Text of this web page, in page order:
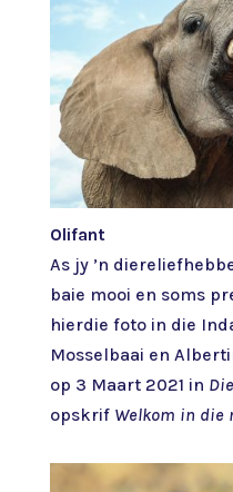
Olifant
As jy ’n
baie mooi en soms
hierdie foto in die
Mosselbaai en
op 3 Maart 2021 in
opskrif Welkom in die